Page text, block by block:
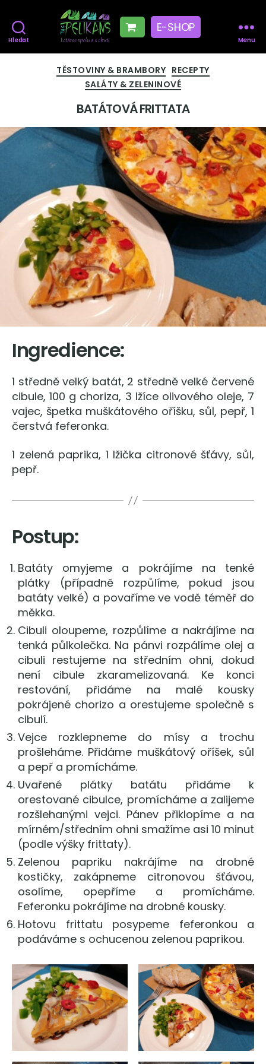
Hledat
The
Pelikans
E-SHOP
Menu
Rubriky
TĚSTOVINY & BRAMBORY RECEPTY
SALÁTY & ZELENINOVÉ
BATÁTOVÁ FRITTATA
Ingredience:
1 středně velký batát, 2 středně velké červené
cibule, 100 g choriza, 3 lžíce olivového oleje, 7
vajec, špetka muškátového oříšku, sůl, pepř, 1
čerstvá feferonka.
1 zelená paprika, 1 lžička citronové šťávy, sůl,
pepř.
Postup:
Batáty omyjeme a pokrájíme na tenké
plátky (případně rozpůlíme, pokud jsou
batáty velké) a povaříme ve vodě téměř do
měkka.
Cibuli oloupeme, rozpůlíme a nakrájíme na
tenká půlkolečka. Na pánvi rozpálíme olej a
cibuli restujeme na středním ohni, dokud
není cibule zkaramelizovaná. Ke konci
restování, přidáme na malé kousky
pokrájené chorizo a orestujeme společně s
cibulí.
Vejce rozklepneme do mísy a trochu
prošleháme. Přidáme muškátový oříšek, sůl
a pepř a promícháme.
Uvařené plátky batátu přidáme k
orestované cibulce, promícháme a zalijeme
rozšlehanými vejci. Pánev přiklopíme a na
mírném/středním ohni smažíme asi 10 minut
(podle výšky frittaty).
Zelenou papriku nakrájíme na drobné
kostičky, zakápneme citronovou šťávou,
osolíme, opepříme a promícháme.
Feferonku pokrájíme na drobné kousky.
Hotovu frittatu posypeme feferonkou a
podáváme s ochucenou zelenou paprikou.